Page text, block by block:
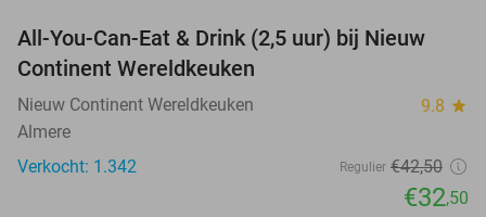
24%
All-You-Can-Eat & Drink (2,5 uur) bij Nieuw
Continent Wereldkeuken
Nieuw Continent Wereldkeuken 9.8 star
Almere
Verkocht: 1.342
Regulier €42,50
€32,50